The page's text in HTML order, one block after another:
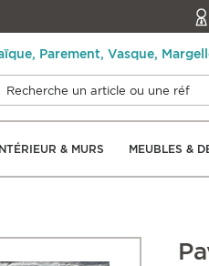
Parement, Vasque,
& MURS MEUBLES &